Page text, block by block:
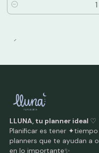
Cantidad
LLUNA, tu planner ideal ♡
Planificar es tener
planners que te ayudan a
en lo importante✨